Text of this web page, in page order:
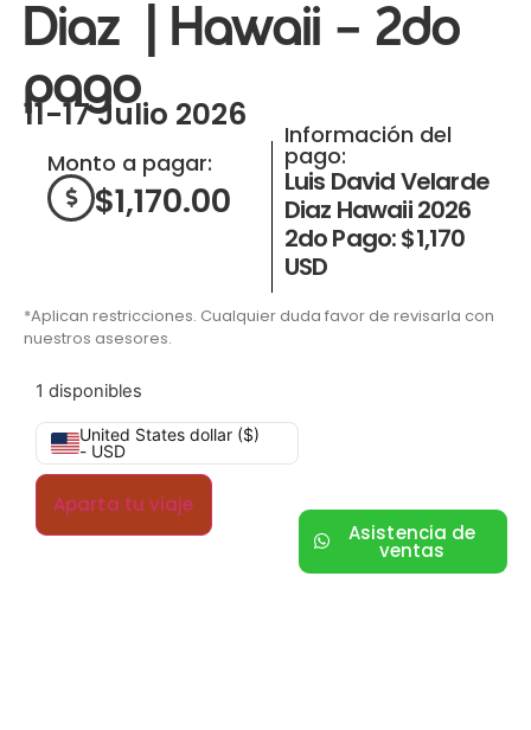
Diaz | Hawaii – 2do
pago
11-17 Julio 2026
Monto a pagar:
$1,170.00
Información del
pago:
Luis David Velarde
Diaz Hawaii 2026
2do Pago: $1,170
USD
*Aplican restricciones. Cualquier duda favor de revisarla con
nuestros asesores.
1 disponibles
United States dollar ($)
- USD
Aparta tu viaje
Asistencia de
ventas